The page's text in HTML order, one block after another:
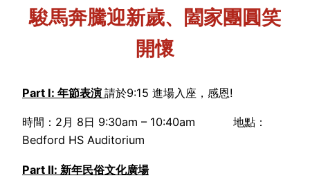
駿馬奔騰迎新歲、闔家團圓笑
開懷
Part Ⅰ: 年節表演 請於9:15 進場入座，感恩!
時間：2月 8日 9:30am – 10:40am 地點：
Bedford HS Auditorium
Part Ⅱ: 新年民俗文化廣場